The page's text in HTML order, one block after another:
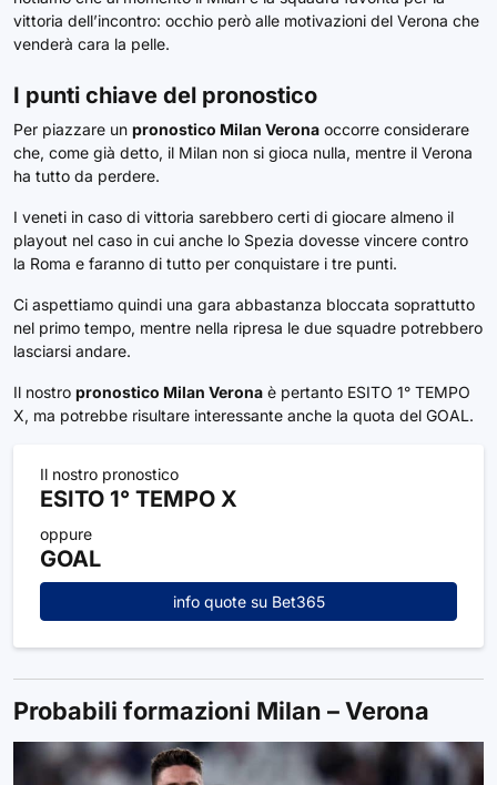
vittoria dell’incontro: occhio però alle motivazioni del Verona che
venderà cara la pelle.
I punti chiave del pronostico
Per piazzare un pronostico Milan Verona occorre considerare
che, come già detto, il Milan non si gioca nulla, mentre il Verona
ha tutto da perdere.
I veneti in caso di vittoria sarebbero certi di giocare almeno il
playout nel caso in cui anche lo Spezia dovesse vincere contro
la Roma e faranno di tutto per conquistare i tre punti.
Ci aspettiamo quindi una gara abbastanza bloccata soprattutto
nel primo tempo, mentre nella ripresa le due squadre potrebbero
lasciarsi andare.
Il nostro pronostico Milan Verona è pertanto ESITO 1° TEMPO
X, ma potrebbe risultare interessante anche la quota del GOAL.
Il nostro pronostico
ESITO 1° TEMPO X
oppure
GOAL
info quote su Bet365
Probabili formazioni Milan – Verona